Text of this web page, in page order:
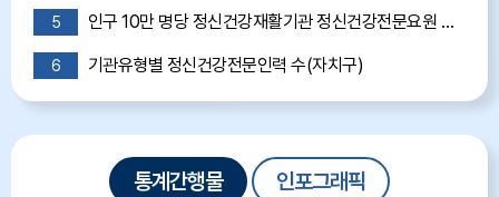
5 인구 10만 명당 정신건강재활기관 정신건강전문요원 수(자치구)
6 기관유형별 정신건강전문인력 수(자치구)
통계간행물
통계간행물 인포그래픽